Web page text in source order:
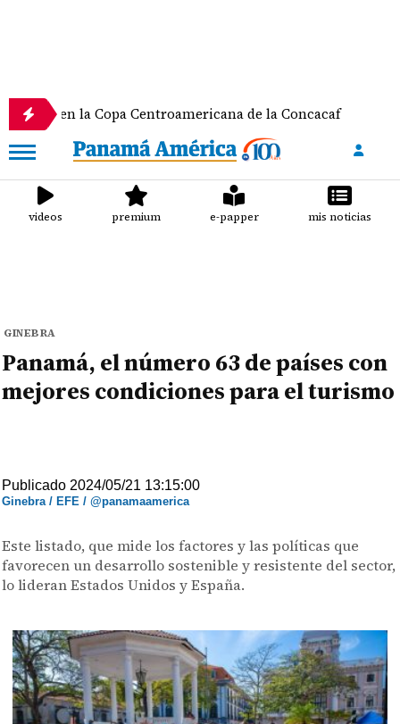
la Copa Centroamericana de la Concacaf
videos premium e-papper mis noticias
GINEBRA
Panamá, el número 63 de países con
mejores condiciones para el turismo
Publicado 2024/05/21 13:15:00
Ginebra / EFE / @panamaamerica
Este listado, que mide los factores y las políticas que
favorecen un desarrollo sostenible y resistente del sector,
lo lideran Estados Unidos y España.